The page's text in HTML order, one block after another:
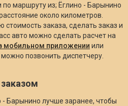
по маршруту из; Ёглино - Барынино
около километров.
стоимость заказа, сделать заказ и
авто можно сделать расчет на
мобильном приложении или
можно позвонить диспетчеру.
- Барынино лучше заранее, чтобы